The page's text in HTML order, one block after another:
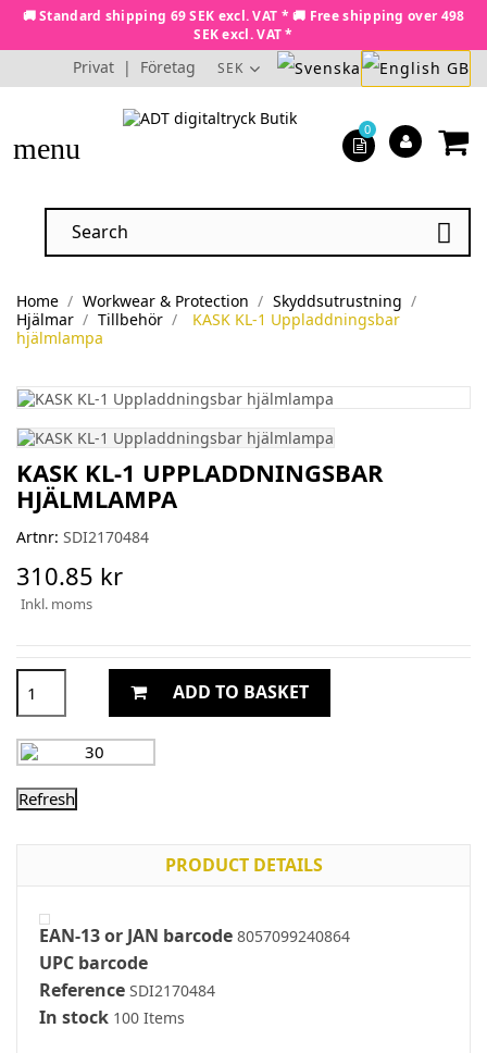
🚚 Standard shipping 69 SEK excl. VAT * 🚚 Free shipping over 498
SEK excl. VAT *
Privat | Företag SEK
menu

0
Home Workwear & Protection
Skyddsutrustning
Hjälmar
Tillbehör
KASK KL-1 Uppladdningsbar
hjälmlampa
KASK KL-1 UPPLADDNINGSBAR
HJÄLMLAMPA
Artnr: SDI2170484
310.85 kr
Inkl. moms
ADD TO BASKET
PRODUCT DETAILS
EAN-13 or JAN barcode 8057099240864
UPC barcode
Reference SDI2170484
In stock 100 Items